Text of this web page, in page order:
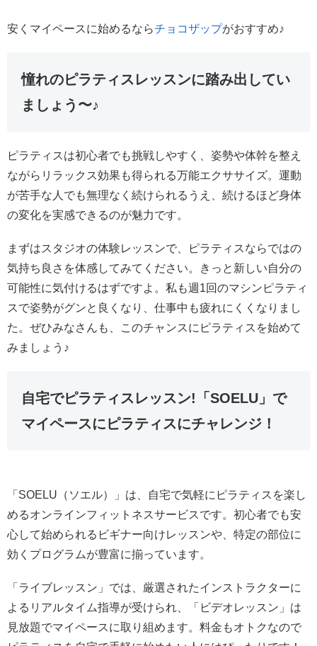
安くマイペースに始めるならチョコザップがおすすめ♪
憧れのピラティスレッスンに踏み出してい
ましょう〜♪
ピラティスは初心者でも挑戦しやすく、姿勢や体幹を整え
ながらリラックス効果も得られる万能エクササイズ。運動
が苦手な人でも無理なく続けられるうえ、続けるほど身体
の変化を実感できるのが魅力です。
まずはスタジオの体験レッスンで、ピラティスならではの
気持ち良さを体感してみてください。きっと新しい自分の
可能性に気付けるはずですよ。私も週1回のマシンピラティ
スで姿勢がグンと良くなり、仕事中も疲れにくくなりまし
た。ぜひみなさんも、このチャンスにピラティスを始めて
みましょう♪
自宅でピラティスレッスン!「SOELU」で
マイペースにピラティスにチャレンジ！
「SOELU（ソエル）」は、自宅で気軽にピラティスを楽し
めるオンラインフィットネスサービスです。初心者でも安
心して始められるビギナー向けレッスンや、特定の部位に
効くプログラムが豊富に揃っています。
「ライブレッスン」では、厳選されたインストラクターに
よるリアルタイム指導が受けられ、「ビデオレッスン」は
見放題でマイペースに取り組めます。料金もオトクなので